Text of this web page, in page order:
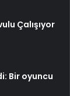
Çalışıyor
Bir oyuncu